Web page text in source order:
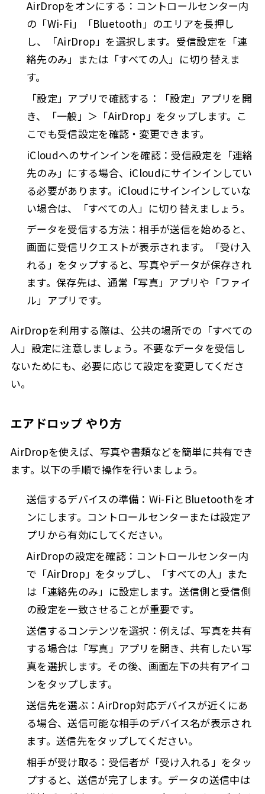
AirDropをオンにする：コントロールセンター内
の「Wi-Fi」「Bluetooth」のエリアを長押し
し、「AirDrop」を選択します。受信設定を「連
絡先のみ」または「すべての人」に切り替えま
す。
「設定」アプリで確認する：「設定」アプリを開
き、「一般」＞「AirDrop」をタップします。こ
こでも受信設定を確認・変更できます。
iCloudへのサインインを確認：受信設定を「連絡
先のみ」にする場合、iCloudにサインインしてい
る必要があります。iCloudにサインインしていな
い場合は、「すべての人」に切り替えましょう。
データを受信する方法：相手が送信を始めると、
画面に受信リクエストが表示されます。「受け入
れる」をタップすると、写真やデータが保存され
ます。保存先は、通常「写真」アプリや「ファイ
ル」アプリです。
AirDropを利用する際は、公共の場所での「すべての
人」設定に注意しましょう。不要なデータを受信し
ないためにも、必要に応じて設定を変更してくださ
い。
エアドロップ やり方
AirDropを使えば、写真や書類などを簡単に共有でき
ます。以下の手順で操作を行いましょう。
送信するデバイスの準備：Wi-FiとBluetoothをオ
ンにします。コントロールセンターまたは設定ア
プリから有効にしてください。
AirDropの設定を確認：コントロールセンター内
で「AirDrop」をタップし、「すべての人」また
は「連絡先のみ」に設定します。送信側と受信側
の設定を一致させることが重要です。
送信するコンテンツを選択：例えば、写真を共有
する場合は「写真」アプリを開き、共有したい写
真を選択します。その後、画面左下の共有アイコ
ンをタップします。
送信先を選ぶ：AirDrop対応デバイスが近くにあ
る場合、送信可能な相手のデバイス名が表示され
ます。送信先をタップしてください。
相手が受け取る：受信者が「受け入れる」をタッ
プすると、送信が完了します。データの送信中は